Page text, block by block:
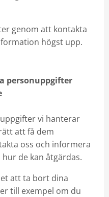
genom att kontakta
högst upp.
personuppgifter
vi hanterar
att få dem
oss och informera
de kan åtgärdas.
att ta bort dina
till exempel om du